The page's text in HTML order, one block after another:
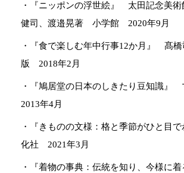
・『ニッポンの浮世絵』 太田記念
健司、渡邉晃著 小学館 2020年9月
・『食で楽しむ年中行事12か月』 髙
版 2018年2月
・『鳩居堂の日本のしきたり豆知識
2013年4月
・『きものの文様：格と季節がひと目
化社 2021年3月
・『着物の事典：伝統を知り、今様に